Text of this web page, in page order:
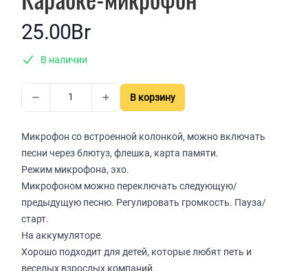
25.00Br
В наличии
В корзину
Микрофон со встроенной колонкой, можно включать
песни через блютуз, флешка, карта памяти.
Режим микрофона, эхо.
Микрофоном можно переключать следующую/
предыдущую песню. Регулировать громкость. Пауза/
старт.
На аккумуляторе.
Хорошо подходит для детей, которые любят петь и
веселых взрослых компаний.